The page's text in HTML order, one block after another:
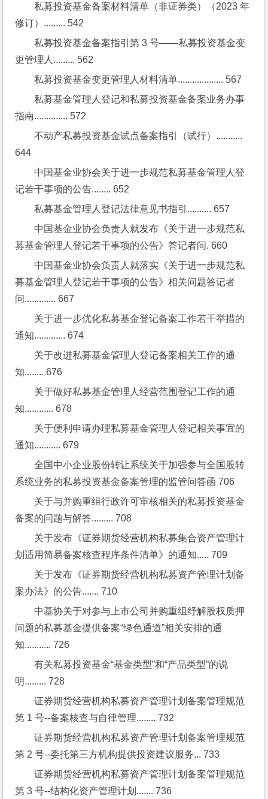
私募投资基金备案材料清单（非证券类）（2023 年
修订）......... 542
私募投资基金备案指引第 3 号——私募投资基金变
更管理人......... 562
私募投资基金变更管理人材料清单................... 567
私募基金管理人登记和私募投资基金备案业务办事
指南.............. 572
不动产私募投资基金试点备案指引（试行）...........
644
中国基金业协会关于进一步规范私募基金管理人登
记若干事项的公告........ 652
私募基金管理人登记法律意见书指引.......... 657
中国基金业协会负责人就发布《关于进一步规范私
募基金管理人登记若干事项的公告》答记者问. 660
中国基金业协会负责人就落实《关于进一步规范私
募基金管理人登记若干事项的公告》相关问题答记者
问............. 667
关于进一步优化私募基金登记备案工作若干举措的
通知............. 674
关于改进私募基金管理人登记备案相关工作的通
知........ 676
关于做好私募基金管理人经营范围登记工作的通
知............ 678
关于便利申请办理私募基金管理人登记相关事宜的
通知........... 679
全国中小企业股份转让系统关于加强参与全国股转
系统业务的私募投资基金备案管理的监管问答函 706
关于与并购重组行政许可审核相关的私募投资基金
备案的问题与解答......... 708
关于发布《证券期货经营机构私募集合资产管理计
划适用简易备案核查程序条件清单》的通知..... 709
关于发布《证券期货经营机构私募资产管理计划备
案办法》的公告....... 710
中基协关于对参与上市公司并购重组纾解股权质押
问题的私募基金提供备案“绿色通道”相关安排的通
知........... 726
有关私募投资基金“基金类型”和“产品类型”的说
明......... 728
证券期货经营机构私募资产管理计划备案管理规范
第 1 号--备案核查与自律管理........ 732
证券期货经营机构私募资产管理计划备案管理规范
第 2 号--委托第三方机构提供投资建议服务... 733
证券期货经营机构私募资产管理计划备案管理规范
第 3 号--结构化资产管理计划....... 736